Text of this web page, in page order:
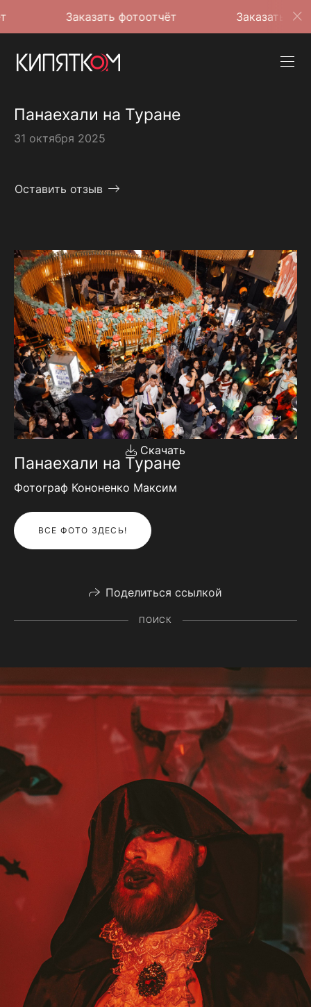
Заказать фотоотчёт Заказать фотоотчёт
Панаехали на Туране
31 октября 2025
Оставить отзыв
Скачать
Панаехали на Туране
Фотограф Кононенко Максим
ВСЕ ФОТО ЗДЕСЬ!
Поделиться ссылкой
ПОИСК